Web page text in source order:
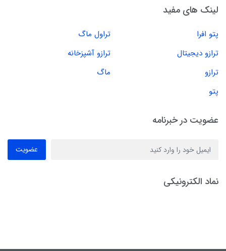
لینک های مفید
پتو افرا
تراول ماگ
ترازو دیجیتال
ترازو آشپزخانه
ترازو
ماگ
پتو
عضویت در خبرنامه
عضویت
نماد الکترونیکی